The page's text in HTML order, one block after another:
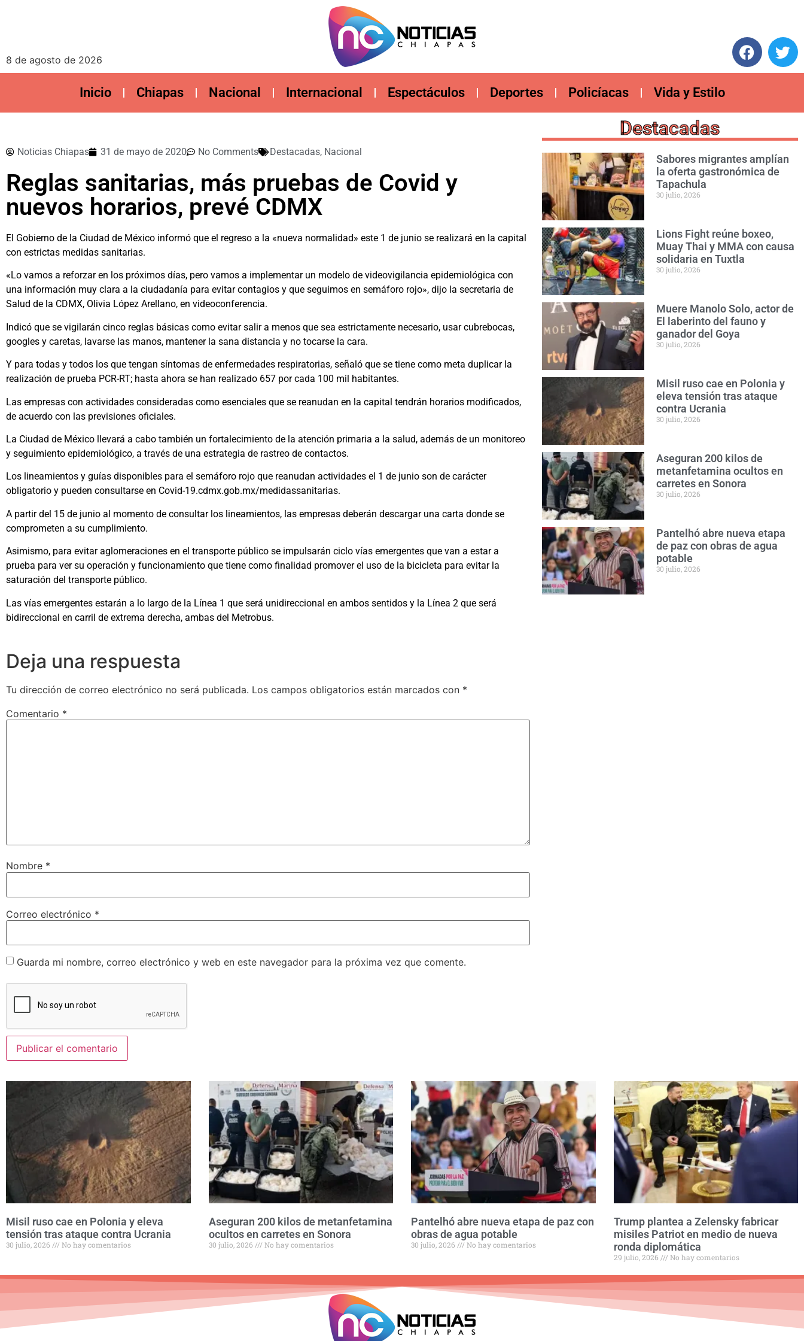
8 de agosto de 2026
Inicio Chiapas Nacional Internacional Espectáculos Deportes Policíacas Vida y Estilo
Noticias Chiapas 31 de mayo de 2020 No Comments Destacadas, Nacional
Reglas sanitarias, más pruebas de Covid y
nuevos horarios, prevé CDMX
El Gobierno de la Ciudad de México informó que el regreso a la «nueva normalidad» este 1 de junio se realizará en la capital
con estrictas medidas sanitarias.
«Lo vamos a reforzar en los próximos días, pero vamos a implementar un modelo de videovigilancia epidemiológica con
una información muy clara a la ciudadanía para evitar contagios y que seguimos en semáforo rojo», dijo la secretaria de
Salud de la CDMX, Olivia López Arellano, en videoconferencia.
Indicó que se vigilarán cinco reglas básicas como evitar salir a menos que sea estrictamente necesario, usar cubrebocas,
googles y caretas, lavarse las manos, mantener la sana distancia y no tocarse la cara.
Y para todas y todos los que tengan síntomas de enfermedades respiratorias, señaló que se tiene como meta duplicar la
realización de prueba PCR-RT; hasta ahora se han realizado 657 por cada 100 mil habitantes.
Las empresas con actividades consideradas como esenciales que se reanudan en la capital tendrán horarios modificados,
de acuerdo con las previsiones oficiales.
La Ciudad de México llevará a cabo también un fortalecimiento de la atención primaria a la salud, además de un monitoreo
y seguimiento epidemiológico, a través de una estrategia de rastreo de contactos.
Los lineamientos y guías disponibles para el semáforo rojo que reanudan actividades el 1 de junio son de carácter
obligatorio y pueden consultarse en Covid-19.cdmx.gob.mx/medidassanitarias.
A partir del 15 de junio al momento de consultar los lineamientos, las empresas deberán descargar una carta donde se
comprometen a su cumplimiento.
Asimismo, para evitar aglomeraciones en el transporte público se impulsarán ciclo vías emergentes que van a estar a
prueba para ver su operación y funcionamiento que tiene como finalidad promover el uso de la bicicleta para evitar la
saturación del transporte público.
Las vías emergentes estarán a lo largo de la Línea 1 que será unidireccional en ambos sentidos y la Línea 2 que será
bidireccional en carril de extrema derecha, ambas del Metrobus.
Deja una respuesta
Tu dirección de correo electrónico no será publicada. Los campos obligatorios están marcados con *
Comentario *
Nombre *
Correo electrónico *
Guarda mi nombre, correo electrónico y web en este navegador para la próxima vez que comente.
Destacadas
Sabores migrantes amplían
la oferta gastronómica de
Tapachula
30 julio, 2026
Lions Fight reúne boxeo,
Muay Thai y MMA con causa
solidaria en Tuxtla
30 julio, 2026
Muere Manolo Solo, actor de
El laberinto del fauno y
ganador del Goya
30 julio, 2026
Misil ruso cae en Polonia y
eleva tensión tras ataque
contra Ucrania
30 julio, 2026
Aseguran 200 kilos de
metanfetamina ocultos en
carretes en Sonora
30 julio, 2026
Pantelhó abre nueva etapa
de paz con obras de agua
potable
30 julio, 2026
Misil ruso cae en Polonia y eleva
tensión tras ataque contra Ucrania
30 julio, 2026 No hay comentarios
Aseguran 200 kilos de metanfetamina
ocultos en carretes en Sonora
30 julio, 2026 No hay comentarios
Pantelhó abre nueva etapa de paz con
obras de agua potable
30 julio, 2026 No hay comentarios
Trump plantea a Zelensky fabricar
misiles Patriot en medio de nueva
ronda diplomática
29 julio, 2026 No hay comentarios